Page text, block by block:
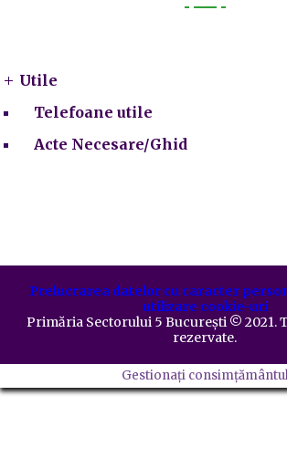
Utile
Telefoane utile
Acte Necesare/Ghid
Prelucrarea datelor cu caracter
utilizare cookie-uri
Primăria Sectorului 5 București ©️ 2021.
rezervate.
Gestionați